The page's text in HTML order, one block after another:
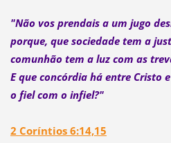
"Não vos prendais a um jugo
porque, que sociedade tem a
comunhão tem a luz com as
E que concórdia há entre Cristo
o fiel com o infiel?"
2 Coríntios 6:14,15